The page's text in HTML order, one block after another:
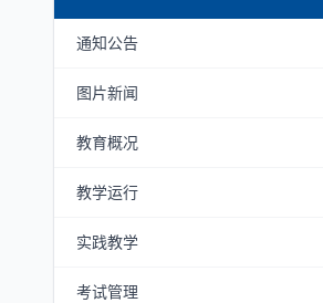
通知公告
图片新闻
教育概况
教学运行
实践教学
考试管理